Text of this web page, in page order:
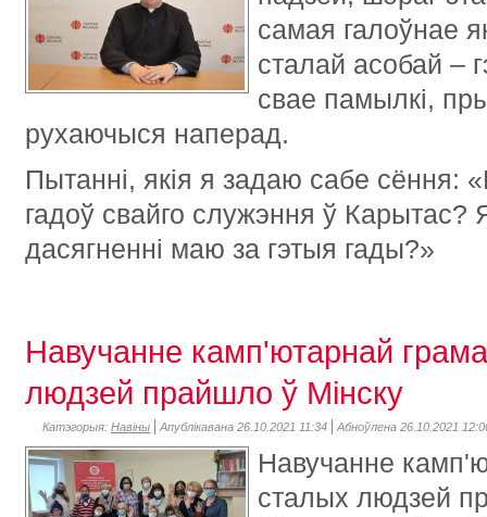
самая галоўнае
сталай асобай –
свае памылкі,
рухаючыся наперад.
Пытанні, якія я задаю сабе сёння:
гадоў свайго служэння ў Карытас?
дасягненні маю за гэтыя гады?»
Навучанне камп'ютарнай
людзей прайшло ў Мінску
Катэгорыя: Навіны Апублікавана 26.10.2021 11:34 Абноўлена 26.10.2021
Навучанне
сталых людзей